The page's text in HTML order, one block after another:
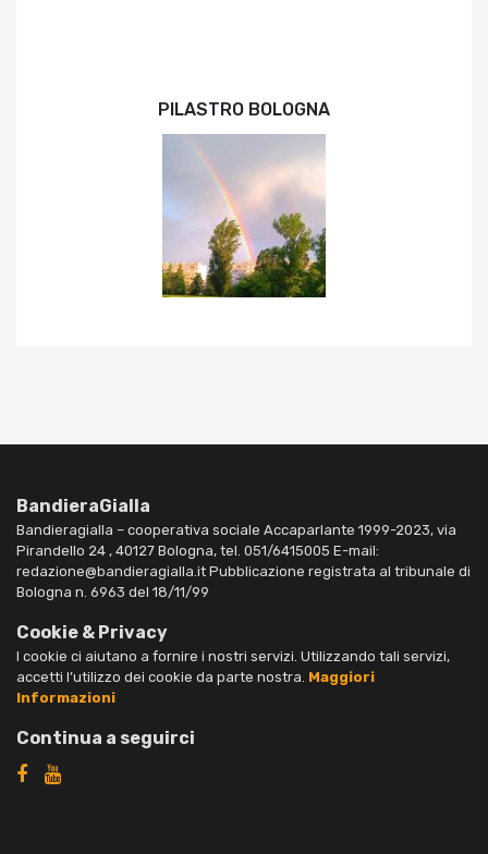
PILASTRO BOLOGNA
BandieraGialla
Bandieragialla – cooperativa sociale Accaparlante 1999-2023, via
Pirandello 24 , 40127 Bologna, tel. 051/6415005 E-mail:
redazione@bandieragialla.it Pubblicazione registrata al tribunale di
Bologna n. 6963 del 18/11/99
Cookie & Privacy
I cookie ci aiutano a fornire i nostri servizi. Utilizzando tali servizi,
accetti l’utilizzo dei cookie da parte nostra. Maggiori
Informazioni
Continua a seguirci